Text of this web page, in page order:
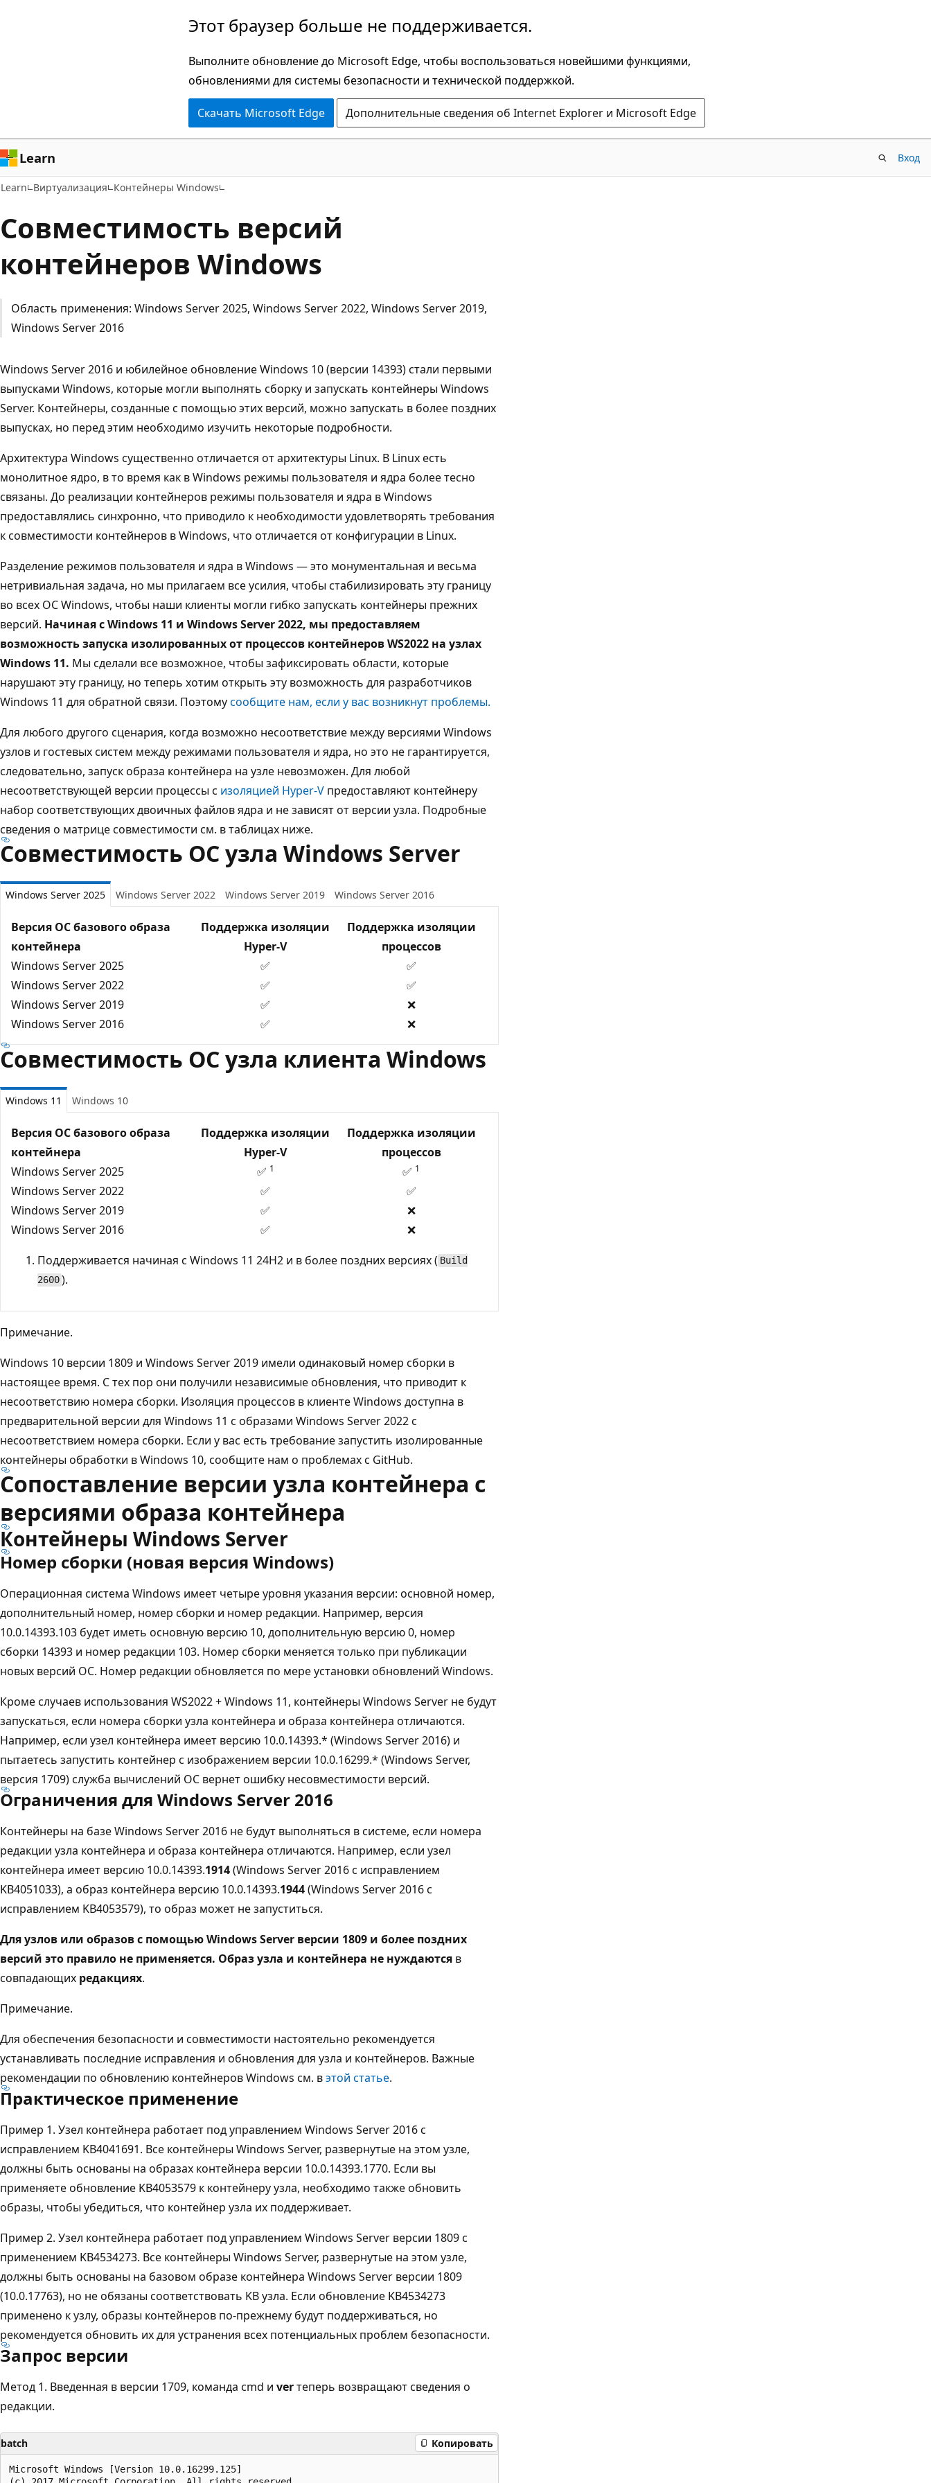
Этот браузер больше не поддерживается.
Выполните обновление до Microsoft Edge, чтобы воспользоваться новейшими функциями,
обновлениями для системы безопасности и технической поддержкой.
Скачать Microsoft Edge Дополнительные сведения об Internet Explorer и Microsoft Edge
Learn Вход
Learn Виртуализация Контейнеры Windows
Совместимость версий
контейнеров Windows
Область применения: Windows Server 2025, Windows Server 2022, Windows Server 2019,
Windows Server 2016
Windows Server 2016 и юбилейное обновление Windows 10 (версии 14393) стали первыми
выпусками Windows, которые могли выполнять сборку и запускать контейнеры Windows
Server. Контейнеры, созданные с помощью этих версий, можно запускать в более поздних
выпусках, но перед этим необходимо изучить некоторые подробности.
Архитектура Windows существенно отличается от архитектуры Linux. В Linux есть
монолитное ядро, в то время как в Windows режимы пользователя и ядра более тесно
связаны. До реализации контейнеров режимы пользователя и ядра в Windows
предоставлялись синхронно, что приводило к необходимости удовлетворять требования
к совместимости контейнеров в Windows, что отличается от конфигурации в Linux.
Разделение режимов пользователя и ядра в Windows — это монументальная и весьма
нетривиальная задача, но мы прилагаем все усилия, чтобы стабилизировать эту границу
во всех ОС Windows, чтобы наши клиенты могли гибко запускать контейнеры прежних
версий. Начиная с Windows 11 и Windows Server 2022, мы предоставляем
возможность запуска изолированных от процессов контейнеров WS2022 на узлах
Windows 11. Мы сделали все возможное, чтобы зафиксировать области, которые
нарушают эту границу, но теперь хотим открыть эту возможность для разработчиков
Windows 11 для обратной связи. Поэтомусообщите нам, если у вас возникнут проблемы.
Для любого другого сценария, когда возможно несоответствие между версиями Windows
узлов и гостевых систем между режимами пользователя и ядра, но это не гарантируется,
следовательно, запуск образа контейнера на узле невозможен. Для любой
несоответствующей версии процессы с изоляцией Hyper-V предоставляют контейнеру
набор соответствующих двоичных файлов ядра и не зависят от версии узла. Подробные
сведения о матрице совместимости см. в таблицах ниже.
Совместимость ОС узла Windows Server
Windows Server 2025 Windows Server 2022 Windows Server 2019 Windows Server 2016
Версия ОС базового образа
контейнера
Поддержка изоляции
Hyper-V
Поддержка изоляции
процессов
Windows Server 2025
✅
✅
Windows Server 2022
✅
✅
Windows Server 2019
✅
❌
Windows Server 2016
✅ ❌
Совместимость ОС узла клиента Windows
Windows 11 Windows 10
Версия ОС базового образа
контейнера
Поддержка изоляции
Hyper-V
Поддержка изоляции
процессов
Windows Server 2025
✅ 1 ✅ 1
Windows Server 2022 ✅
✅
Windows Server 2019
✅
❌
Windows Server 2016
✅
❌
Поддерживается начиная с Windows 11 24H2 и в более поздних версиях ( Build
2600).
Примечание.
Windows 10 версии 1809 и Windows Server 2019 имели одинаковый номер сборки в
настоящее время. С тех пор они получили независимые обновления, что приводит к
несоответствию номера сборки. Изоляция процессов в клиенте Windows доступна в
предварительной версии для Windows 11 с образами Windows Server 2022 с
несоответствием номера сборки. Если у вас есть требование запустить изолированные
контейнеры обработки в Windows 10, сообщите нам о проблемахс GitHub.
Сопоставление версии узла контейнера с
версиями образа контейнера
Контейнеры Windows Server
Номер сборки (новая версия Windows)
Операционная система Windows имеет четыре уровня указания версии: основной номер,
дополнительный номер, номер сборки и номер редакции. Например, версия
10.0.14393.103 будет иметь основную версию 10, дополнительную версию 0, номер
сборки 14393 и номер редакции 103. Номер сборки меняется только при публикации
новых версий ОС. Номер редакции обновляется по мере установки обновлений Windows.
Кроме случаев использования WS2022 + Windows 11, контейнеры Windows Server не будут
запускаться, если номера сборки узла контейнера и образа контейнера отличаются.
Например, если узел контейнера имеет версию 10.0.14393.* (Windows Server 2016) и
пытаетесь запустить контейнер с изображением версии 10.0.16299.* (Windows Server,
версия 1709) служба вычислений ОС вернет ошибку несовместимости версий.
Ограничения для Windows Server 2016
Контейнеры на базе Windows Server 2016 не будут выполняться в системе, если номера
редакции узла контейнера и образа контейнера отличаются. Например, если узел
контейнера имеет версию 10.0.14393.1914(Windows Server 2016 с исправлением
KB4051033), а образ контейнера версию 10.0.14393.1944(Windows Server 2016 с
исправлением KB4053579), то образ может не запуститься.
Для узлов или образов с помощью Windows Server версии 1809 и более поздних
версий это правило не применяется. Образ узла и контейнера не нуждаются в
совпадающих редакциях.
Примечание.
Для обеспечения безопасности и совместимости настоятельно рекомендуется
устанавливать последние исправления и обновления для узла и контейнеров. Важные
рекомендации по обновлению контейнеров Windows см. вэтой статье.
Практическое применение
Пример 1. Узел контейнера работает под управлением Windows Server 2016 с
исправлением KB4041691. Все контейнеры Windows Server, развернутые на этом узле,
должны быть основаны на образах контейнера версии 10.0.14393.1770. Если вы
применяете обновление KB4053579 к контейнеру узла, необходимо также обновить
образы, чтобы убедиться, что контейнер узла их поддерживает.
Пример 2. Узел контейнера работает под управлением Windows Server версии 1809 с
применением KB4534273. Все контейнеры Windows Server, развернутые на этом узле,
должны быть основаны на базовом образе контейнера Windows Server версии 1809
(10.0.17763), но не обязаны соответствовать KB узла. Если обновление KB4534273
применено к узлу, образы контейнеров по-прежнему будут поддерживаться, но
рекомендуется обновить их для устранения всех потенциальных проблем безопасности.
Запрос версии
Метод 1. Введенная в версии 1709, команда cmd и verтеперь возвращают сведения о
редакции.
batch Копировать
Microsoft Windows [Version 10.0.16299.125]